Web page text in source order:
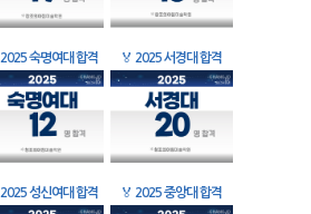
2025 숙명여대 합격 🏅 2025 서경대 합격
2025 성신여대 합격 🏅 2025 중앙대 합격